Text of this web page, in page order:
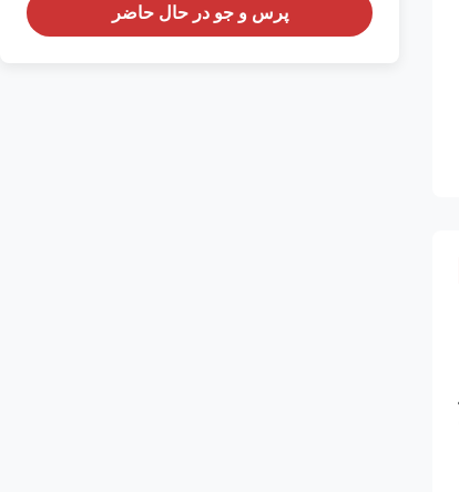
پرس و جو در حال حاضر